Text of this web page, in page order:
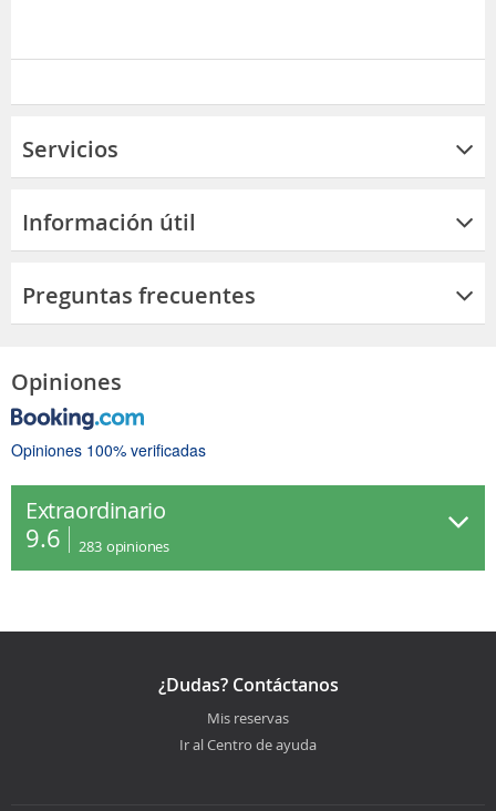
Servicios
Información útil
Preguntas frecuentes
Opiniones
Opiniones 100% verificadas
Extraordinario
9.6 283 opiniones
¿Dudas? Contáctanos
Mis reservas
Ir al Centro de ayuda